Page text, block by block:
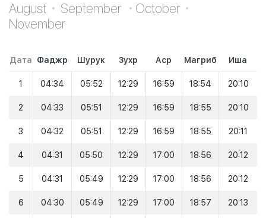
August September
October
November
Дата Фаджр Шурук Зухр Аср Магриб Иша
1 04:34 05:52 12:29 16:59 18:54 20:10
2 04:33 05:51 12:29 16:59 18:55 20:10
3 04:32 05:51 12:29 16:59 18:55 20:11
4 04:31 05:50 12:29 17:00 18:56 20:12
5 04:31 05:49 12:29 17:00 18:56 20:12
6 04:30 05:49 12:29 17:00 18:57 20:13